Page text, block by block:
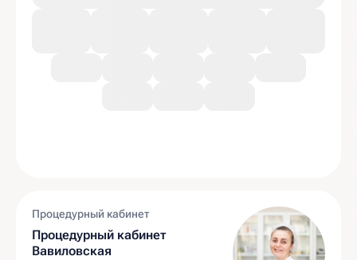
Процедурный кабинет
Процедурный кабинет
Вавиловская